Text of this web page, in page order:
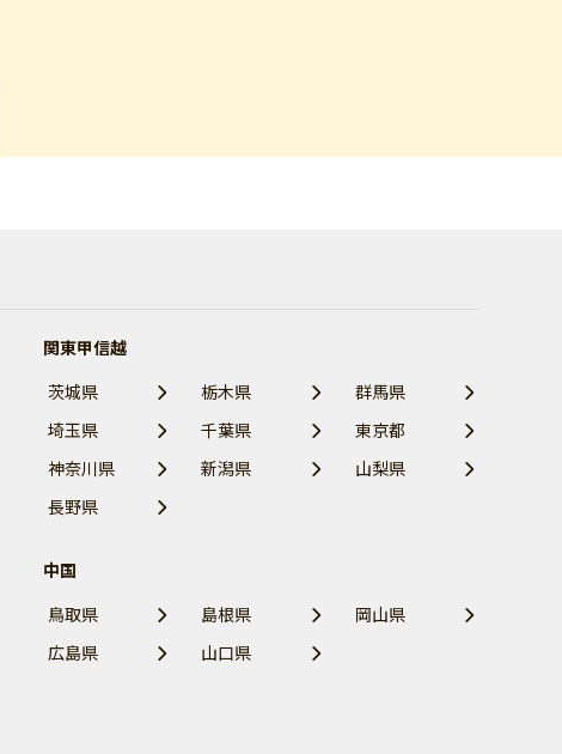
関東甲信越
茨城県
栃木県
群馬県
埼玉県
千葉県
東京都
神奈川県
新潟県
山梨県
長野県
中国
鳥取県
島根県
岡山県
広島県
山口県